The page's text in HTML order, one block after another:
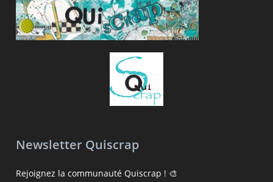
Newsletter Quiscrap
Rejoignez la communauté Quiscrap ! 🎨